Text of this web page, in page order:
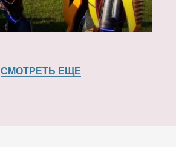
СМОТРЕТЬ ЕЩЕ